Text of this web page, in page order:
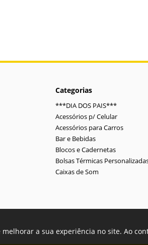
Categorias
***DIA DOS PAIS***
Acessórios p/ Celular
Acessórios para Carros
Bar e Bebidas
Blocos e Cadernetas
Bolsas Térmicas
Caixas de Som
a sua experiência no site. Ao